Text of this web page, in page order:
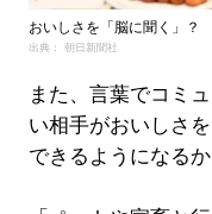
おいしさを「脳に聞く」？
出典： 朝日新聞社
また、言葉でコミ
い相手がおいしさ
できるようになるか